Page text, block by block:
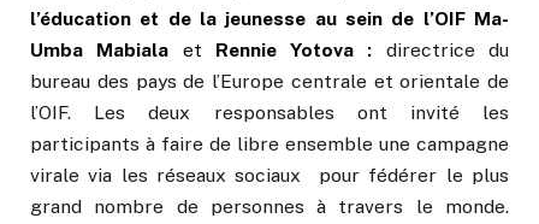
l’éducation et de la jeunesse au sein de l’OIF Ma-
Umba Mabiala et Rennie Yotova : directrice du
bureau des pays de l’Europe centrale et orientale de
l’OIF. Les deux responsables ont invité les
participants à faire de libre ensemble une campagne
virale via les réseaux sociaux pour fédérer le plus
grand nombre de personnes à travers le monde.